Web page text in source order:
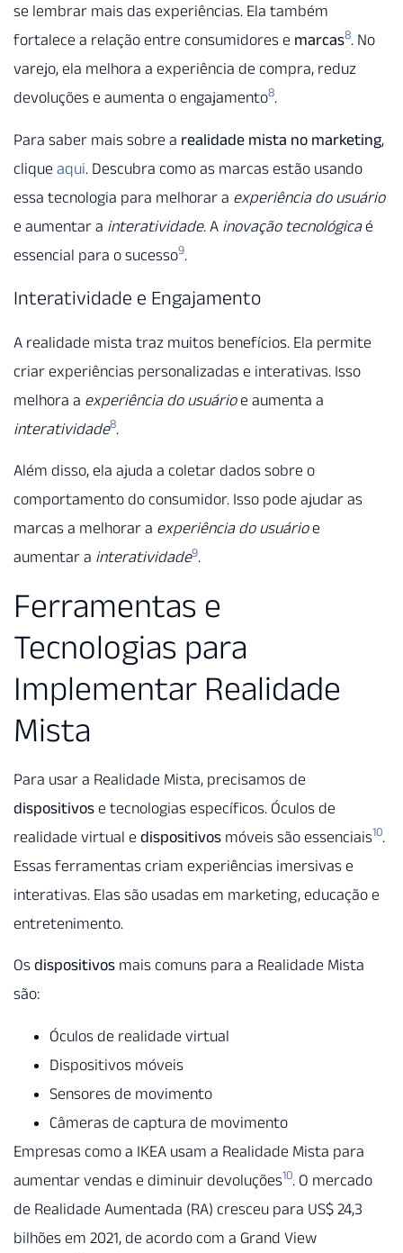
se lembrar mais das experiências. Ela também
fortalece a relação entre consumidores e marcas8. No
varejo, ela melhora a experiência de compra, reduz
devoluções e aumenta o engajamento8.
Para saber mais sobre a realidade mista no marketing,
clique aqui. Descubra como as marcas estão usando
essa tecnologia para melhorar a experiência do usuário
e aumentar a interatividade. A inovação tecnológicaé
essencial para o sucesso9.
Interatividade e Engajamento
A realidade mista traz muitos benefícios. Ela permite
criar experiências personalizadas e interativas. Isso
melhora a experiência do usuárioe aumenta a
interatividade8.
Além disso, ela ajuda a coletar dados sobre o
comportamento do consumidor. Isso pode ajudar as
marcas a melhorar a experiência do usuárioe
aumentar a interatividade9.
Ferramentas e
Tecnologias para
Implementar Realidade
Mista
Para usar a Realidade Mista, precisamos de
dispositivos e tecnologias específicos. Óculos de
realidade virtual e dispositivos móveis são essenciais10.
Essas ferramentas criam experiências imersivas e
interativas. Elas são usadas em marketing, educação e
entretenimento.
Os dispositivos mais comuns para a Realidade Mista
são:
Óculos de realidade virtual
Dispositivos móveis
Sensores de movimento
Câmeras de captura de movimento
Empresas como a IKEA usam a Realidade Mista para
aumentar vendas e diminuir devoluções10. O mercado
de Realidade Aumentada (RA) cresceu para US$ 24,3
bilhões em 2021, de acordo com a Grand View